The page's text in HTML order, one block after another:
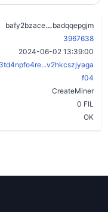
bafy2bzace
badqqepgjm
3967638
2024-06-02 13:39:00
f04
CreateMiner
0 FIL
OK